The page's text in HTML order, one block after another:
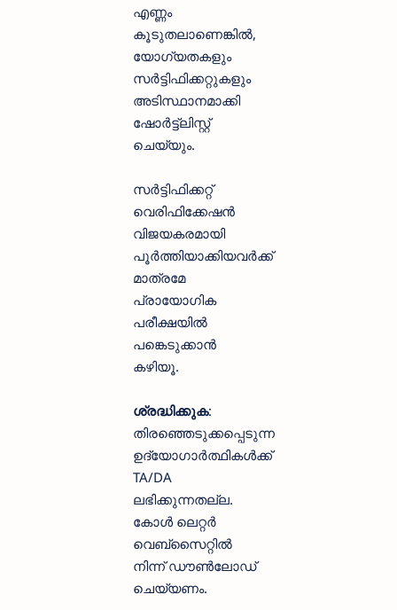
എണ്ണം
കൂടുതലാണെങ്കിൽ,
യോഗ്യതകളും
സർട്ടിഫിക്കറ്റുകളും
അടിസ്ഥാനമാക്കി
ഷോർട്ട്ലിസ്റ്റ്
ചെയ്യും.
സർട്ടിഫിക്കറ്റ്
വെരിഫിക്കേഷൻ
വിജയകരമായി
പൂർത്തിയാക്കിയവർക്ക്
മാത്രമേ
പ്രായോഗിക
പരീക്ഷയിൽ
പങ്കെടുക്കാൻ
കഴിയൂ.
ശ്രദ്ധിക്കുക:
തിരഞ്ഞെടുക്കപ്പെടുന്ന
ഉദ്യോഗാർത്ഥികൾക്ക്
TA/DA
ലഭിക്കുന്നതല്ല.
കോൾ ലെറ്റർ
വെബ്സൈറ്റിൽ
നിന്ന് ഡൗൺലോഡ്
ചെയ്യണം.